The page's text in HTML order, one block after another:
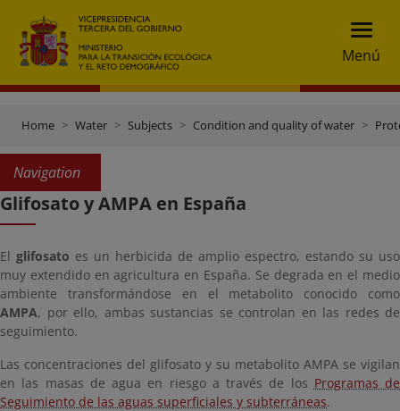
Menú
Home Water Subjects Condition and quality of water
Navigation
Glifosato y AMPA en España
El glifosato es un herbicida de amplio espectro, estando su uso
muy extendido en agricultura en España. Se degrada en el medio
ambiente transformándose en el metabolito conocido como
AMPA, por ello, ambas sustancias se controlan en las redes de
seguimiento.
Las concentraciones del glifosato y su metabolito AMPA se vigilan
en las masas de agua en riesgo a través de los Programas de
Seguimiento de las aguas superficiales y subterráneas.